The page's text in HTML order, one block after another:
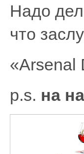
Надо
что
«Arsenal
p.s. на